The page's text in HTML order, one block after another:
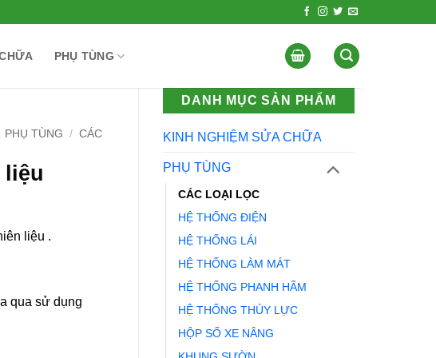
PHỤ TÙNG
DANH MỤC SẢN PHẨM
KINH NGHIỆM SỬA CHỮA
PHỤ TÙNG
CÁC LOẠI LỌC
HỆ THỐNG ĐIỆN
HỆ THỐNG LÁI
HỆ THỐNG LÀM MÁT
HỆ THỐNG PHANH HÃM
HỆ THỐNG THỦY LỰC
HỘP SỐ XE NÂNG
PHỤ TÙNG / CÁC
liệu
liệu .
qua sử dụng